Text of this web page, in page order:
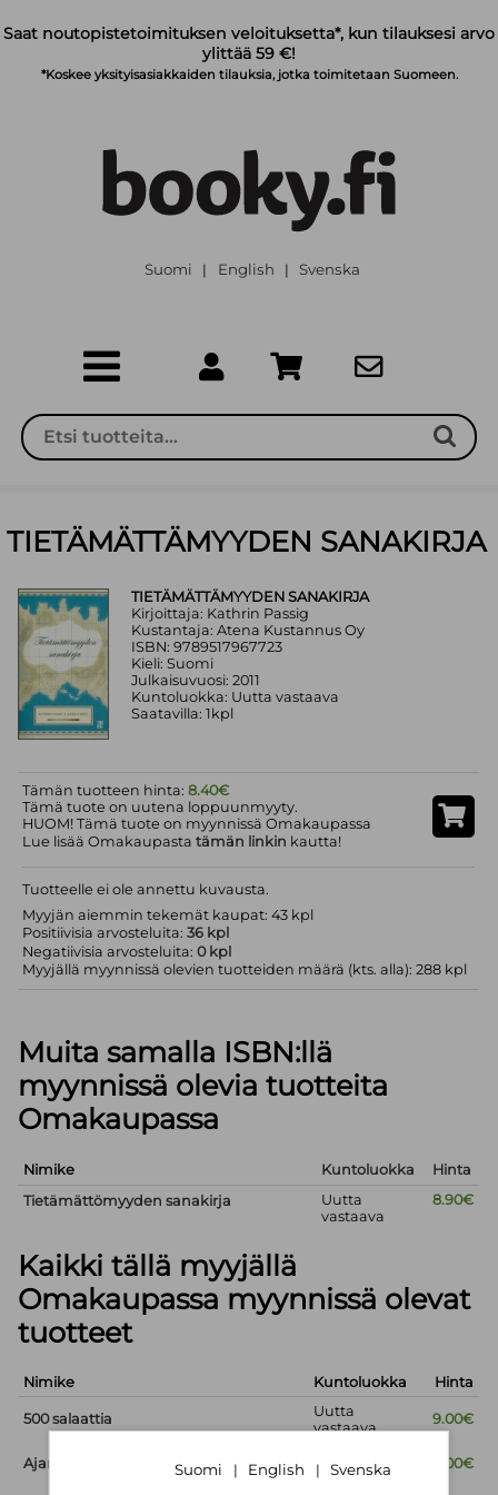
Saat noutopistetoimituksen veloituksetta*, kun tilauksesi arvo
ylittää 59 €!
*Koskee yksityisasiakkaiden tilauksia, jotka toimitetaan Suomeen.
Suomi | English | Svenska
TIETÄMÄTTÄMYYDEN SANAKIRJA
TIETÄMÄTTÄMYYDEN SANAKIRJA
Kirjoittaja: Kathrin Passig
Kustantaja: Atena Kustannus Oy
ISBN: 9789517967723
Kieli: Suomi
Julkaisuvuosi: 2011
Kuntoluokka: Uutta vastaava
Saatavilla: 1kpl
Tämän tuotteen hinta:8.40€
Tämä tuote on uutena loppuunmyyty.
HUOM! Tämä tuote on myynnissä Omakaupassa
Lue lisää Omakaupastatämän linkin kautta!
Tuotteelle ei ole annettu kuvausta.
Myyjän aiemmin tekemät kaupat: 43 kpl
Positiivisia arvosteluita:36 kpl
Negatiivisia arvosteluita:0 kpl
Myyjällä myynnissä olevien tuotteiden määrä (kts. alla): 288 kpl
Muita samalla ISBN:llä
myynnissä olevia tuotteita
Omakaupassa
Nimike Kuntoluokka
Hinta
Tietämättömyyden sanakirja
Uutta
vastaava
8.90€
Kaikki tällä myyjällä
Omakaupassa myynnissä olevat
tuotteet
Nimike Kuntoluokka Hinta
500 salaattia
Uutta
vastaava
9.00€
Ajan lyhyt historia
vastaava
9.00€
Suomi | English | Svenska